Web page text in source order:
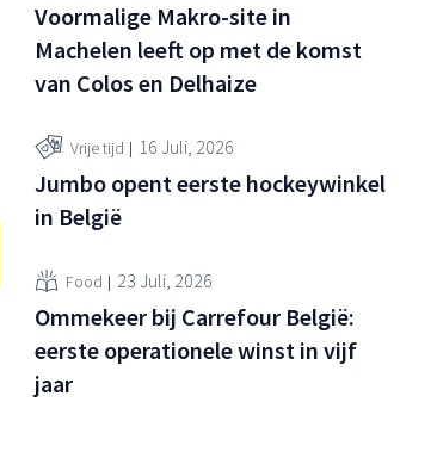
Voormalige Makro-site in
Machelen leeft op met de komst
van Colos en Delhaize
Vrije tijd 16 Juli, 2026
Jumbo opent eerste hockeywinkel
in België
Food 23 Juli, 2026
Ommekeer bij Carrefour België:
eerste operationele winst in vijf
jaar